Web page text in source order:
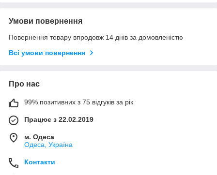
Умови повернення
Повернення товару впродовж 14 днів за домовленістю
Всі умови повернення
Про нас
99% позитивних з 75 відгуків за рік
Працює з 22.02.2019
м. Одеса
Одеса, Україна
Контакти